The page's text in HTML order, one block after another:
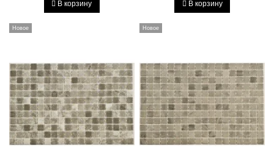
В корзину В корзину
Новое Новое